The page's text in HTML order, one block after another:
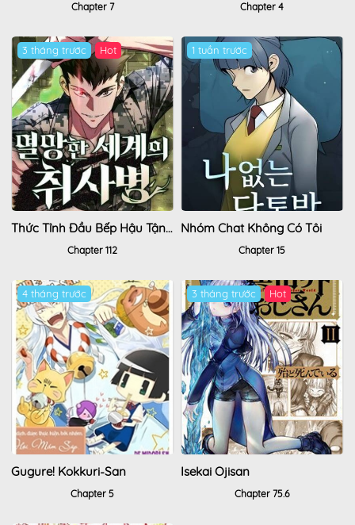
Chapter 7 Chapter 4
3 tháng trước Hot
Thức Tỉnh Đầu Bếp Hậu Tận Thế
Chapter 112
1 tuần trước
Nhóm Chat Không Có Tôi
Chapter 15
4 tháng trước
Gugure! Kokkuri-San
Chapter 5
3 tháng trước Hot
Isekai Ojisan
Chapter 75.6